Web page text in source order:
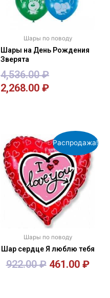
Шары по поводу
Шары на День Рождения
Зверята
4,536.00₽
2,268.00 ₽
Распродажа!
Шары по поводу
Шар сердце Я люблю тебя
922.00₽ 461.00 ₽